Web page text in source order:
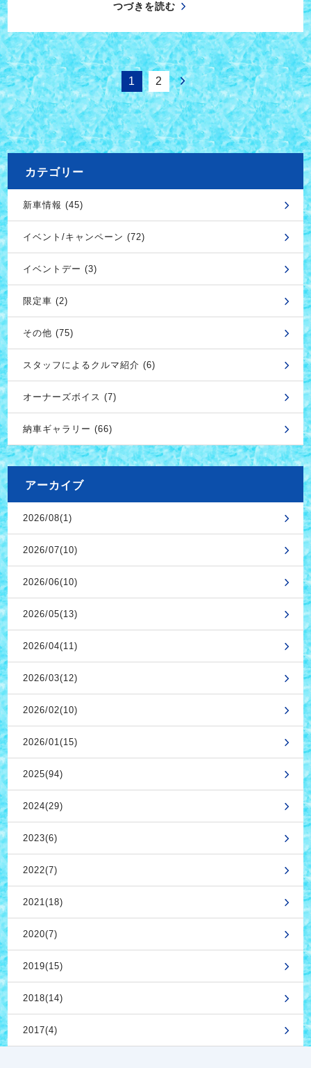
つづきを読む
1 2
カテゴリー
新車情報 (45)
イベント/キャンペーン (72)
イベントデー (3)
限定車 (2)
その他 (75)
スタッフによるクルマ紹介 (6)
オーナーズボイス (7)
納車ギャラリー (66)
アーカイブ
2026/08(1)
2026/07(10)
2026/06(10)
2026/05(13)
2026/04(11)
2026/03(12)
2026/02(10)
2026/01(15)
2025(94)
2024(29)
2023(6)
2022(7)
2021(18)
2020(7)
2019(15)
2018(14)
2017(4)